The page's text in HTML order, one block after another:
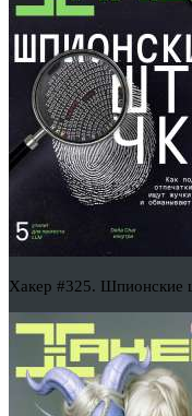
Хакер #325. Шпионские